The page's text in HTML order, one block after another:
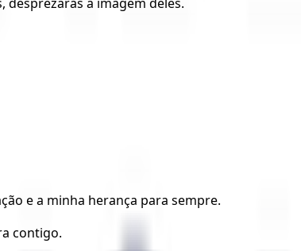
desprezarás a imagem deles.
e a minha herança para sempre.
contigo.